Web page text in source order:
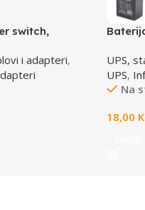
switch,
i adapteri,
UPS,
UPS,
Na
18,00